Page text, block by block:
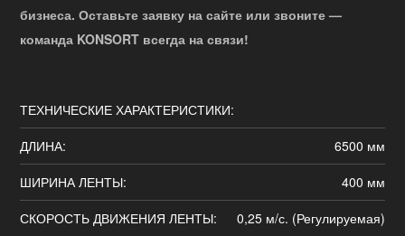
бизнеса. Оставьте заявку на сайте или звоните —
команда KONSORT всегда на связи!
ТЕХНИЧЕСКИЕ ХАРАКТЕРИСТИКИ:
ДЛИНА:
6500 мм
ШИРИНА ЛЕНТЫ:
400 мм
СКОРОСТЬ ДВИЖЕНИЯ ЛЕНТЫ:
0,25 м/с. (Регулируемая)